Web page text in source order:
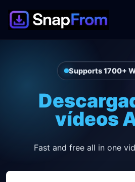
Supports 1700+
vídeos
Fast and free all in one